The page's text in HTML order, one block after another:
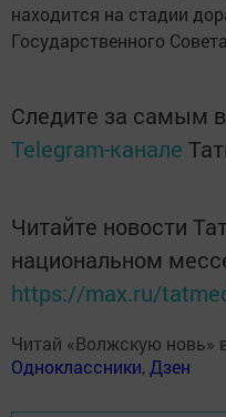
находится на стадии
Государственного
Следите за самым
Telegram-канале
Читайте новости
национальном
https://max.ru/
Читай «Волжскую новь»
Одноклассники, Дзен